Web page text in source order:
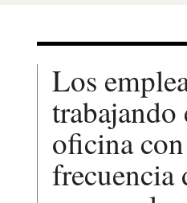
Los
trabajando
oficina
frecuencia